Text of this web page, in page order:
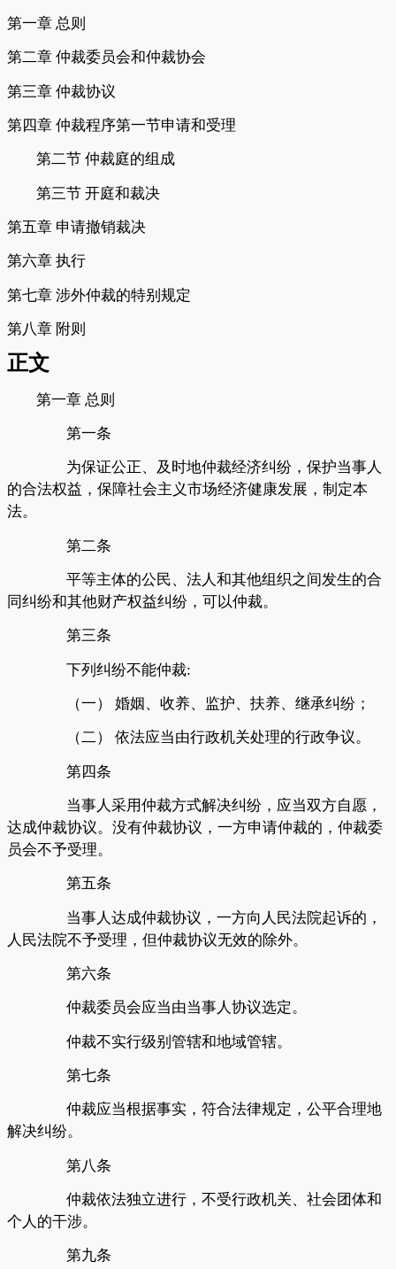
第一章 总则
第二章 仲裁委员会和仲裁协会
第三章 仲裁协议
第四章 仲裁程序第一节申请和受理
第二节 仲裁庭的组成
第三节 开庭和裁决
第五章 申请撤销裁决
第六章 执行
第七章 涉外仲裁的特别规定
第八章 附则
正文
第一章 总则
第一条
为保证公正、及时地仲裁经济纠纷，保护当事人
的合法权益，保障社会主义市场经济健康发展，制定本
法。
第二条
平等主体的公民、法人和其他组织之间发生的合
同纠纷和其他财产权益纠纷，可以仲裁。
第三条
下列纠纷不能仲裁:
（一） 婚姻、收养、监护、扶养、继承纠纷；
（二） 依法应当由行政机关处理的行政争议。
第四条
当事人采用仲裁方式解决纠纷，应当双方自愿，
达成仲裁协议。没有仲裁协议，一方申请仲裁的，仲裁委
员会不予受理。
第五条
当事人达成仲裁协议，一方向人民法院起诉的，
人民法院不予受理，但仲裁协议无效的除外。
第六条
仲裁委员会应当由当事人协议选定。
仲裁不实行级别管辖和地域管辖。
第七条
仲裁应当根据事实，符合法律规定，公平合理地
解决纠纷。
第八条
仲裁依法独立进行，不受行政机关、社会团体和
个人的干涉。
第九条